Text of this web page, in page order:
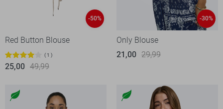
-50%
Red Button Blouse
1
25,00 49,99
-30%
Only Blouse
21,00 29,99